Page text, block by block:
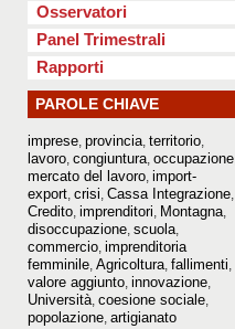
Osservatori
Panel Trimestrali
Rapporti
PAROLE CHIAVE
imprese provincia territorio
lavoro congiuntura occupazione
mercato del lavoro import-
export crisi Cassa Integrazione
Credito imprenditori Montagna
disoccupazione scuola
commercio imprenditoria
femminile Agricoltura fallimenti
valore aggiunto innovazione
Università coesione sociale
popolazione artigianato